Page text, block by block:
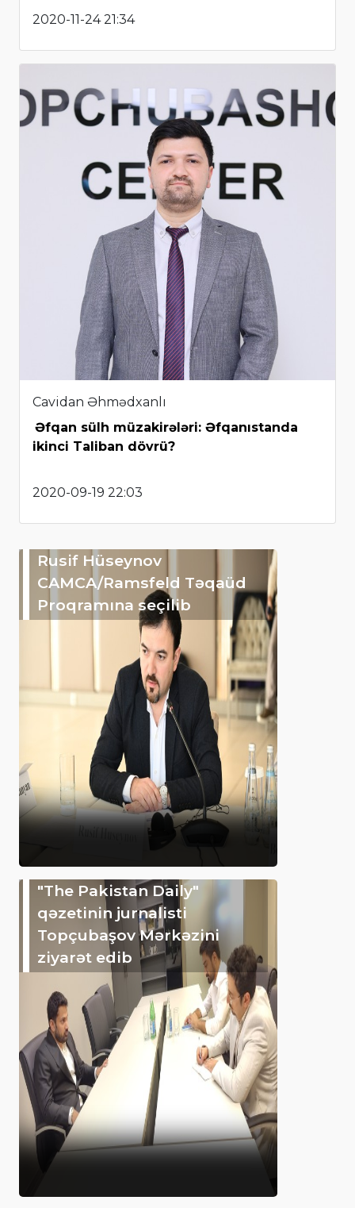
2020-11-24 21:34
Cavidan Əhmədxanlı
Əfqan sülh müzakirələri: Əfqanıstanda
ikinci Taliban dövrü?
2020-09-19 22:03
Rusif Hüseynov
CAMCA/Ramsfeld Təqaüd
Proqramına seçilib
"The Pakistan Daily"
qəzetinin jurnalisti
Topçubaşov Mərkəzini
ziyarət edib